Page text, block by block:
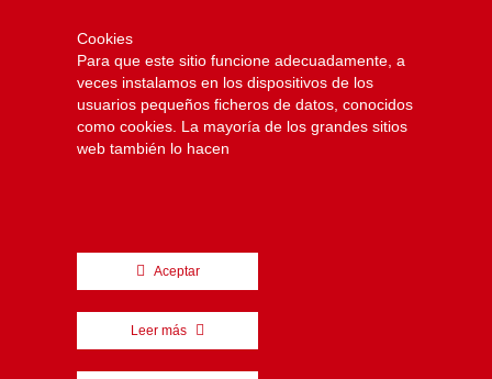
Guiados por nuestra pasión por la educación, tenemos
el objetivo de ofrecer experiencias únicas a nuestros
clientes en el aprendizaje de inglés y francés.
Y lo hacemos a través de múltiples servicios
lingüísticos como servicios de aprendizaje, actividades
Cookies
Para que este sitio funcione adecuadamente, a
veces instalamos en los dispositivos de los
usuarios pequeños ficheros de datos, conocidos
como cookies. La mayoría de los grandes sitios
web también lo hacen
Aceptar
Leer más